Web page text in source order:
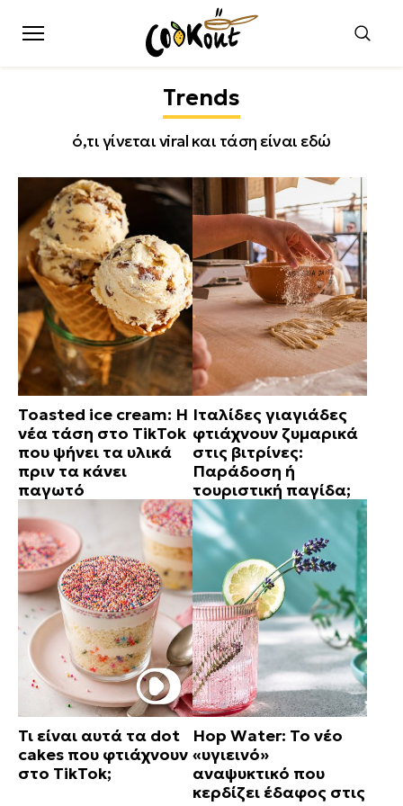
Trends
ό,τι γίνεται viral και τάση είναι εδώ
Toasted ice cream: Η
νέα τάση στο TikTok
που ψήνει τα υλικά
πριν τα κάνει
παγωτό
Ιταλίδες γιαγιάδες
φτιάχνουν ζυμαρικά
στις βιτρίνες:
Παράδοση ή
τουριστική παγίδα;
Τι είναι αυτά τα dot
cakes που φτιάχνουν
στο TikTok;
Hop Water: Το νέο
«υγιεινό»
αναψυκτικό που
κερδίζει έδαφος στις